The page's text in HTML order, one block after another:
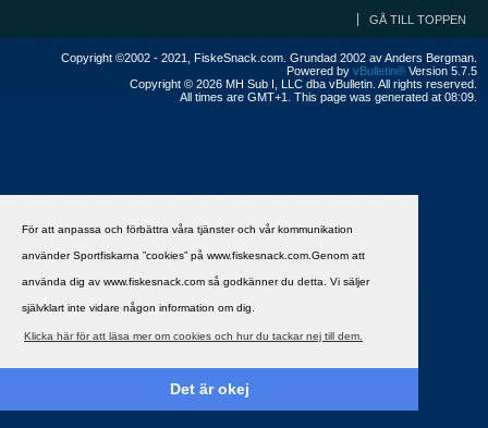
För att anpassa och förbättra våra tjänster och vår kommunikation
använder Sportfiskarna ”cookies” på www.fiskesnack.com.Genom att
använda dig av www.fiskesnack.com så godkänner du detta. Vi säljer
självklart inte vidare någon information om dig.
Klicka här för att läsa mer om cookies och hur du tackar nej till dem.
Det är okej
GÅ TILL TOPPEN
Copyright ©2002 - 2021, FiskeSnack.com. Grundad 2002 av Anders Bergman.
Powered by vBulletin® Version 5.7.5
Copyright © 2026 MH Sub I, LLC dba vBulletin. All rights reserved.
All times are GMT+1. This page was generated at 08:09.